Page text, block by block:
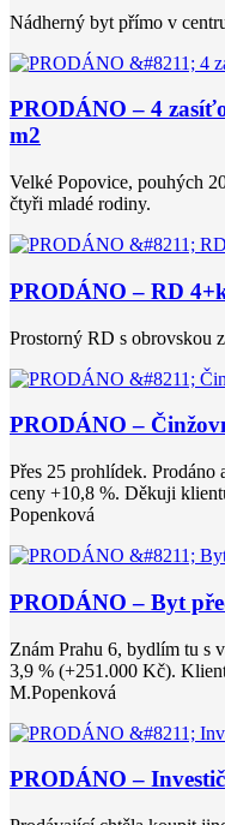
Nádherný byt přímo v
PRODÁNO – 4
m2
Velké Popovice, pouhých
čtyři mladé rodiny.
PRODÁNO – RD
Prostorný RD s obrovskou
PRODÁNO –
Přes 25 prohlídek.
ceny +10,8 %. Děkuji
Popenková
PRODÁNO – Byt
Znám Prahu 6, bydlím tu s
3,9 % (+251.000 Kč).
M.Popenková
PRODÁNO –